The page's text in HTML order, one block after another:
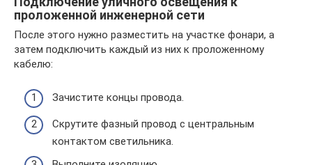
проложенной инженерной сети
После этого нужно разместить на участке фонари, а
затем подключить каждый из них к проложенному
кабелю:
Зачистите концы провода.
Скрутите фазный провод с центральным
контактом светильника.